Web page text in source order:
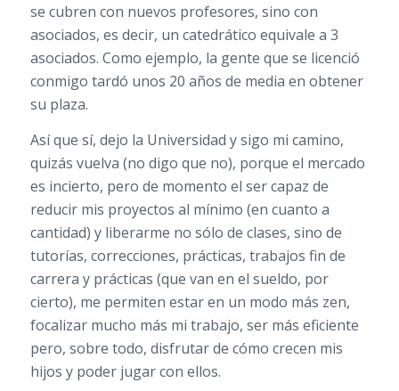
se cubren con nuevos profesores, sino con
asociados, es decir, un catedrático equivale a 3
asociados. Como ejemplo, la gente que se licenció
conmigo tardó unos 20 años de media en obtener
su plaza.
Así que sí, dejo la Universidad y sigo mi camino,
quizás vuelva (no digo que no), porque el mercado
es incierto, pero de momento el ser capaz de
reducir mis proyectos al mínimo (en cuanto a
cantidad) y liberarme no sólo de clases, sino de
tutorías, correcciones, prácticas, trabajos fin de
carrera y prácticas (que van en el sueldo, por
cierto), me permiten estar en un modo más zen,
focalizar mucho más mi trabajo, ser más eficiente
pero, sobre todo, disfrutar de cómo crecen mis
hijos y poder jugar con ellos.